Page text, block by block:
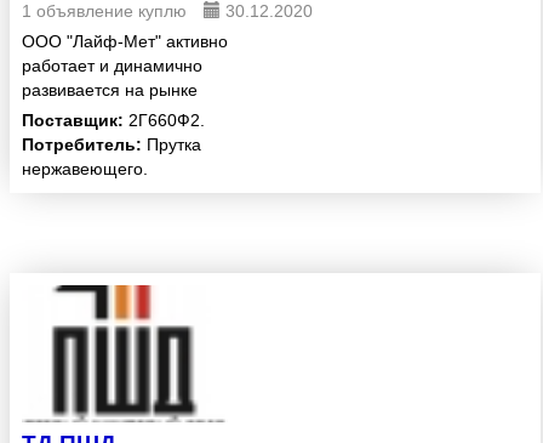
1 объявление куплю
30.12.2020
ООО "Лайф-Мет" активно
работает и динамично
развивается на рынке
инструментальных и
конструкционных легированных
сталей с 2006 года. Наша
Поставщик: 2Г660Ф2.
Потребитель: Прутка
нержавеющего.